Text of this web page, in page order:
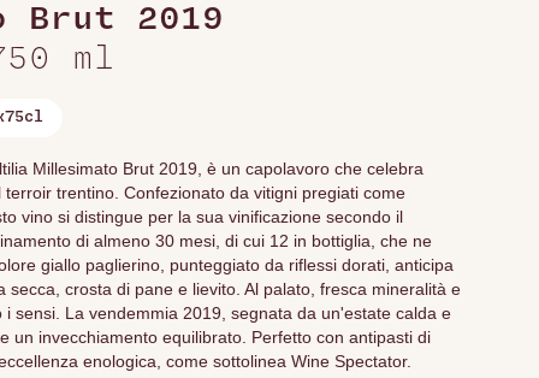
Brut 2019
ml
Millesimato Brut 2019, è un capolavoro che celebra
trentino. Confezionato da vitigni pregiati come
vino si distingue per la sua vinificazione secondo il
di almeno 30 mesi, di cui 12 in bottiglia, che ne
giallo paglierino, punteggiato da riflessi dorati, anticipa
secca, crosta di pane e lievito. Al palato, fresca mineralità e
sensi. La vendemmia 2019, segnata da un'estate calda e
un invecchiamento equilibrato. Perfetto con antipasti di
enologica, come sottolinea Wine Spectator.